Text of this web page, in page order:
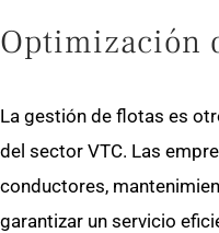
Optimización
La gestión de flotas es
del sector VTC. Las
conductores,
garantizar un servicio